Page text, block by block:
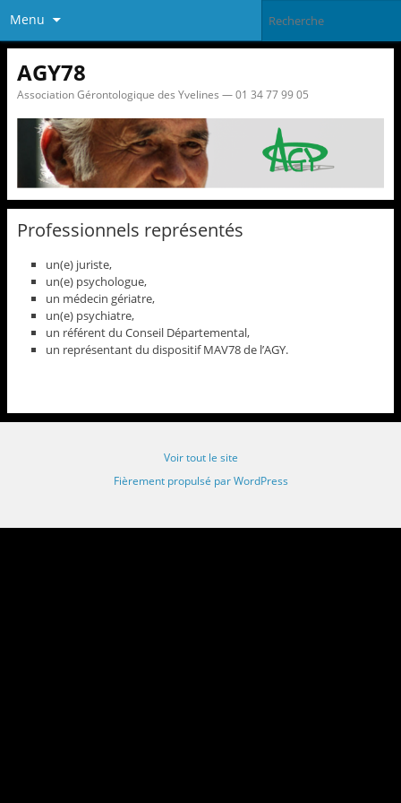
Menu
AGY78
Association Gérontologique des Yvelines — 01 34 77 99 05
Professionnels représentés
un(e) juriste,
un(e) psychologue,
un médecin gériatre,
un(e) psychiatre,
un référent du Conseil Départemental,
un représentant du dispositif MAV78 de l’AGY.
Voir tout le site
Fièrement propulsé par WordPress